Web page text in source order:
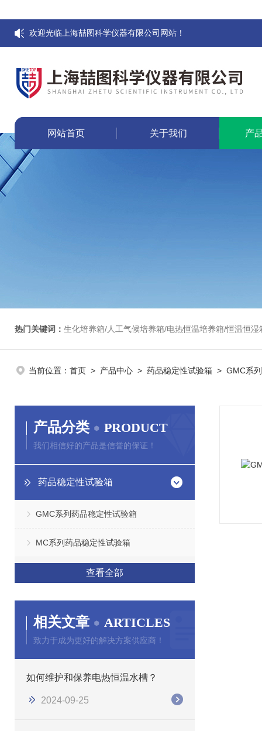
欢迎光临上海喆图科学仪器有限公司网站！
网站首页 关于我们 产
热门关键词： 生化培养箱/人工气候培养箱/电热恒温培养箱/恒温恒湿箱/光照培养箱/二氧化碳培养箱
当前位置： 首页 > 产品中心 > 药品稳定性试验箱 > GMC系
产品分类 PRODUCT
我们相信好的产品是信誉的保证！
药品稳定性试验箱
GMC系列药品稳定性试验箱
MC系列药品稳定性试验箱
查看全部
相关文章 ARTICLES
致力于成为更好的解决方案供应商！
如何维护和保养电热恒温水槽？
2024-09-25